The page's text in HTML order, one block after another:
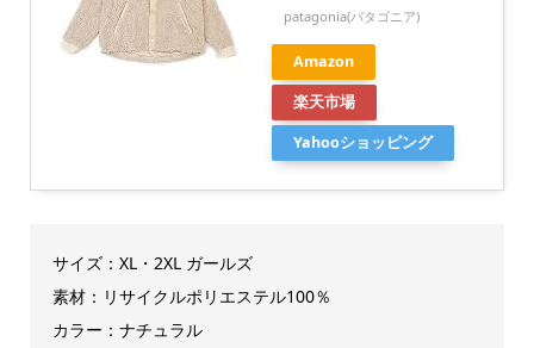
patagonia(パタゴニア)
Amazon
楽天市場
Yahooショッピング
サイズ：XL・2XL ガールズ
素材：リサイクルポリエステル100％
カラー：ナチュラル